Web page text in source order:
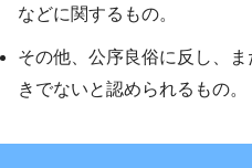
などに関するもの。
その他、公序良俗に反し、
きでないと認められるもの。